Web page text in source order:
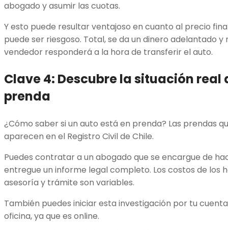
abogado y asumir las cuotas.
Y esto puede resultar ventajoso en cuanto al precio
puede ser riesgoso. Total, se da un dinero adelantado y
vendedor responderá a la hora de transferir el auto.
Clave 4: Descubre la situación real
prenda
¿Cómo saber si un auto está en prenda? Las prendas
aparecen en el Registro Civil de Chile.
Puedes contratar a un abogado que se encargue de
entregue un informe legal completo. Los costos de los
asesoría y trámite son variables.
También puedes iniciar esta investigación por tu
oficina, ya que es online.